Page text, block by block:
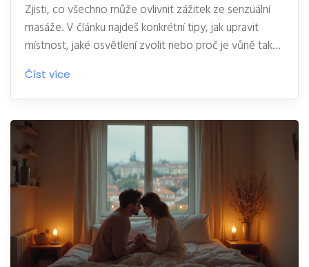
Zjisti, co všechno může ovlivnit zážitek ze senzuální
masáže. V článku najdeš konkrétní tipy, jak upravit
místnost, jaké osvětlení zvolit nebo proč je vůně tak
důležitá. Dostaneš rady ohledně hudby, teploty i
výběru masažních olejů. Naučíš se, jak jednoduše
vytvořit atmosféru, při které se každý uvolní a
zapomene na svět kolem. Malé detaily dokážou
udělat z masáže opravdový zážitek.
Číst více